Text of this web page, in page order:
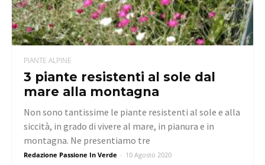
PIANTE ALPINE
3 piante resistenti al sole dal
mare alla montagna
Redazione Passione In Verde - 10 Agosto 2020
Non sono tantissime le piante resistenti al sole e alla
siccità, in grado di vivere al mare, in pianura e in
montagna. Ne presentiamo tre